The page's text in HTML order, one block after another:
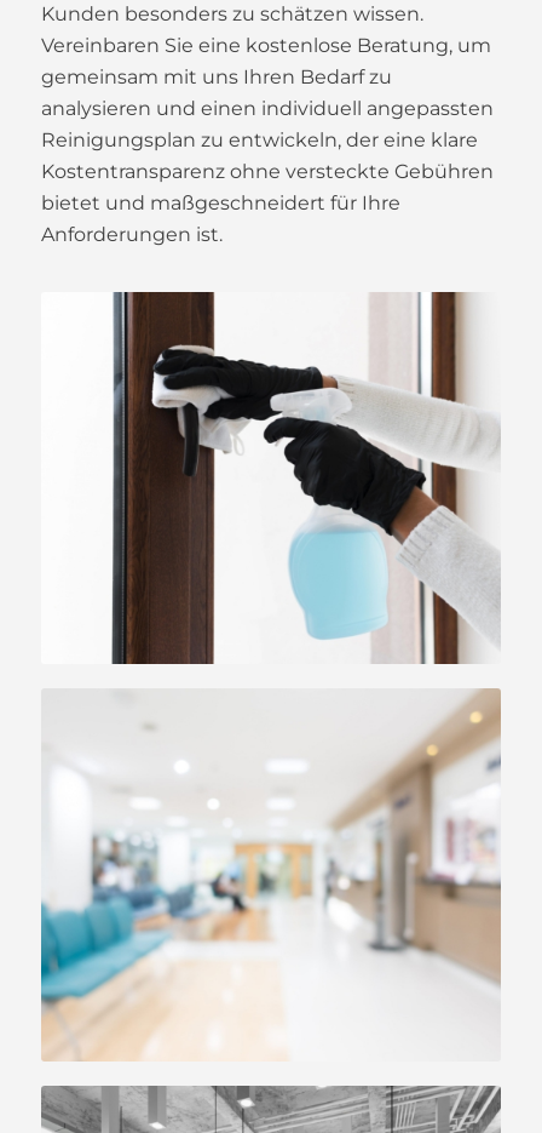
Kunden besonders zu schätzen wissen.
Vereinbaren Sie eine kostenlose Beratung, um
gemeinsam mit uns Ihren Bedarf zu
analysieren und einen individuell angepassten
Reinigungsplan zu entwickeln, der eine klare
Kostentransparenz ohne versteckte Gebühren
bietet und maßgeschneidert für Ihre
Anforderungen ist.